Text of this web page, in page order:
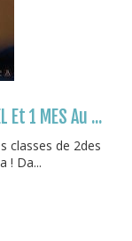
Et 1 MES Au ...
classes de 2des
! Da...